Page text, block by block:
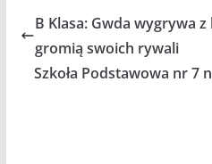
B Klasa: Gwda wygrywa
gromią swoich rywali
Szkoła Podstawowa nr 7